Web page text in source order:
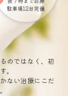
駐車場12台完備
のではなく、初
。
ない治療にこだ